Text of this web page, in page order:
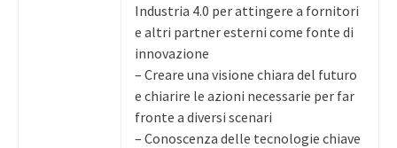
Industria 4.0 per attingere a fornitori
e altri partner esterni come fonte di
innovazione
– Creare una visione chiara del futuro
e chiarire le azioni necessarie per far
fronte a diversi scenari
– Conoscenza delle tecnologie chiave